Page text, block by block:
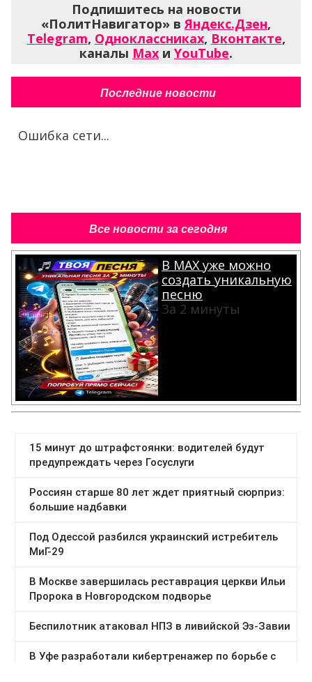
Подпишитесь на новости
«ПолитНавигатор» вЯндекс.Дзен,
Telegram, Одноклассниках, Вконтакте,
каналы Max и YouTube.
Последние новости
Ошибка сети...
Все новости за сегодня
В MAX уже можно
создать уникальную
песню
За 2 минуты